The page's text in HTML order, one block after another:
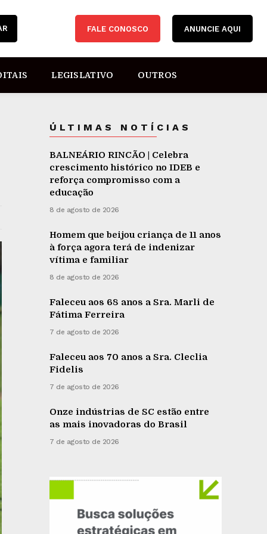
FALE CONOSCO ANUNCIE AQUI
LEGISLATIVO OUTROS
ÚLTIMAS NOTÍCIAS
BALNEÁRIO RINCÃO | Celebra
crescimento histórico no IDEB e
reforça compromisso com a
educação
8 de agosto de 2026
Homem que beijou criança de 11 anos
à força agora terá de indenizar
vítima e familiar
8 de agosto de 2026
Faleceu aos 68 anos a Sra. Marli de
Fátima Ferreira
7 de agosto de 2026
Faleceu aos 70 anos a Sra. Cleclia
Fidelis
7 de agosto de 2026
Onze indústrias de SC estão entre
as mais inovadoras do Brasil
7 de agosto de 2026